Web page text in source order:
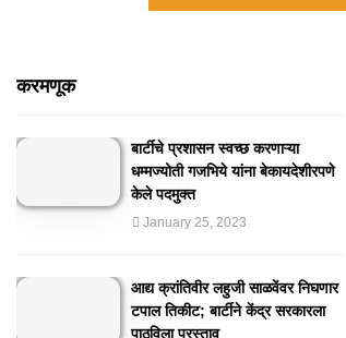
करमणूक
बार्टीचे प्रशासन स्वच्छ करणाऱ्या
धम्मज्योती गजभिये यांना बेकायदेशीरपणे
केले पदमुक्त
January 25, 2023
आद्य क्रांतिवीर लहुजी साळवेंवर निघणार
टपाल तिकीट; बार्टीने केंद्र सरकारला
पाठविला प्रस्ताव